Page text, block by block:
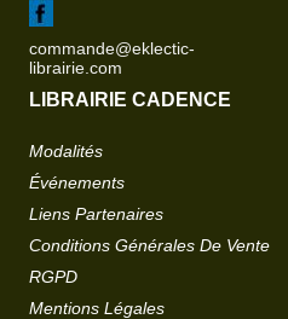
commande@eklectic-
librairie.com
LIBRAIRIE CADENCE
Modalités
Événements
Liens Partenaires
Conditions Générales De Vente
RGPD
Mentions Légales